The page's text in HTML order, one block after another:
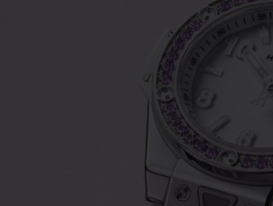
스피릿 오브 빅
에센셜 토프
예상 배송일